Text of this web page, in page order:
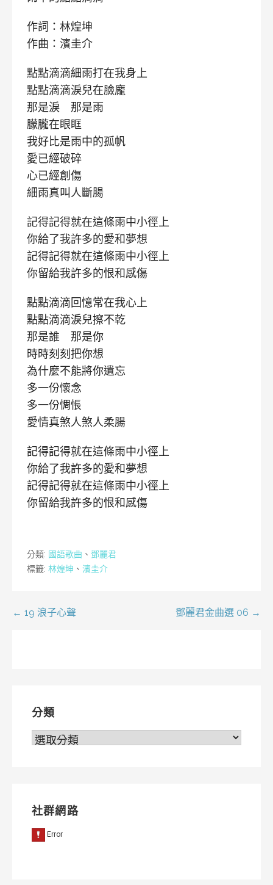
作詞：林煌坤
作曲：濱圭介
點點滴滴細雨打在我身上
點點滴滴淚兒在臉龐
那是淚 那是雨
朦朧在眼眶
我好比是雨中的孤帆
愛已經破碎
心已經創傷
細雨真叫人斷腸
記得記得就在這條雨中小徑上
你給了我許多的愛和夢想
記得記得就在這條雨中小徑上
你留給我許多的恨和感傷
點點滴滴回憶常在我心上
點點滴滴淚兒擦不乾
那是誰 那是你
時時刻刻把你想
為什麼不能將你遺忘
多一份懷念
多一份惆悵
愛情真煞人煞人柔腸
記得記得就在這條雨中小徑上
你給了我許多的愛和夢想
記得記得就在這條雨中小徑上
你留給我許多的恨和感傷
分類: 國語歌曲 、 鄧麗君
標籤: 林煌坤 、 濱圭介
文← 19 浪子心聲 鄧麗君金曲選 06 →
分類
分
社群網路